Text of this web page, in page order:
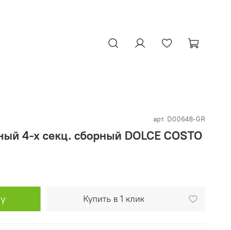
арт. D00648-GR
4-х секц. сборный DOLCE COSTO
Купить в 1 клик